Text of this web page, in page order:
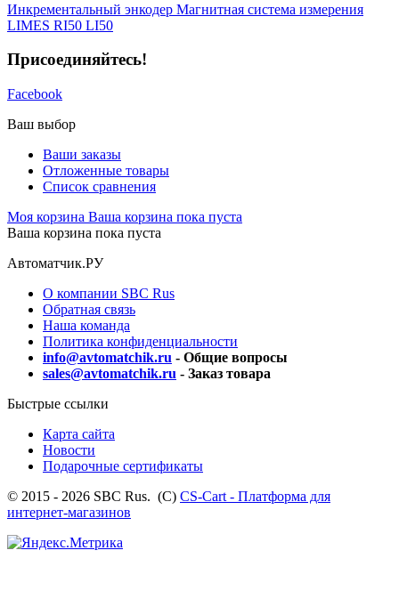
Инкрементальный энкодер Магнитная система измерения
LIMES RI50 LI50
Присоединяйтесь!
Facebook
Ваш выбор
Ваши заказы
Отложенные товары
Список сравнения
Моя корзина Ваша корзина пока пуста
Ваша корзина пока пуста
Автоматчик.РУ
О компании SBC Rus
Обратная связь
Наша команда
Политика конфиденциальности
info@avtomatchik.ru - Общие вопросы
sales@avtomatchik.ru - Заказ товара
Быстрые ссылки
Карта сайта
Новости
Подарочные сертификаты
© 2015 - 2026 SBC Rus. (С) CS-Cart - Платформа для
интернет-магазинов